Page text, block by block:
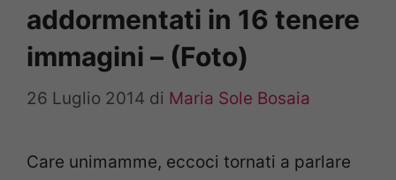
addormentati in 16 tenere
immagini – (Foto)
26 Luglio 2014 di Maria Sole Bosaia
Care unimamme, eccoci tornati a parlare